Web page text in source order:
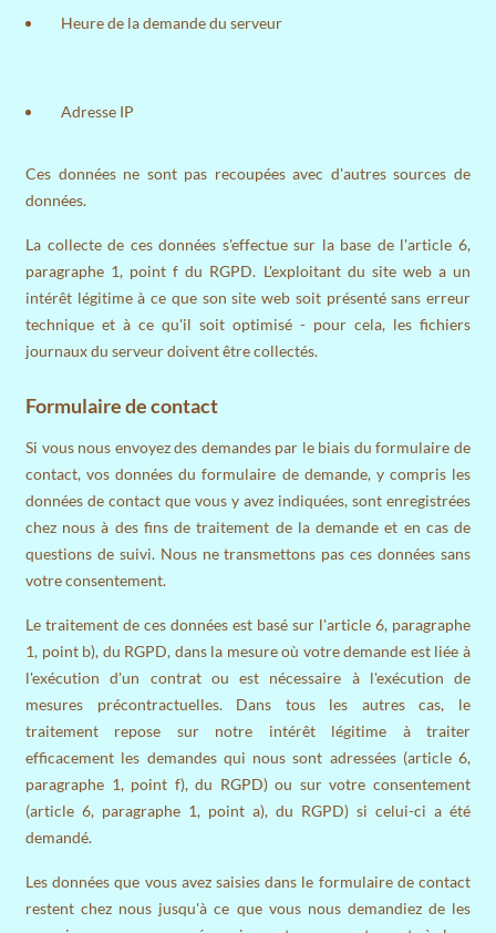
Heure de la demande du serveur
Adresse IP
Ces données ne sont pas recoupées avec d'autres sources de
données.
La collecte de ces données s'effectue sur la base de l'article 6,
paragraphe 1, point f du RGPD. L'exploitant du site web a un
intérêt légitime à ce que son site web soit présenté sans erreur
technique et à ce qu'il soit optimisé - pour cela, les fichiers
journaux du serveur doivent être collectés.
Formulaire de contact
Si vous nous envoyez des demandes par le biais du formulaire de
contact, vos données du formulaire de demande, y compris les
données de contact que vous y avez indiquées, sont enregistrées
chez nous à des fins de traitement de la demande et en cas de
questions de suivi. Nous ne transmettons pas ces données sans
votre consentement.
Le traitement de ces données est basé sur l'article 6, paragraphe
1, point b), du RGPD, dans la mesure où votre demande est liée à
l'exécution d'un contrat ou est nécessaire à l'exécution de
mesures précontractuelles. Dans tous les autres cas, le
traitement repose sur notre intérêt légitime à traiter
efficacement les demandes qui nous sont adressées (article 6,
paragraphe 1, point f), du RGPD) ou sur votre consentement
(article 6, paragraphe 1, point a), du RGPD) si celui-ci a été
demandé.
Les données que vous avez saisies dans le formulaire de contact
restent chez nous jusqu'à ce que vous nous demandiez de les